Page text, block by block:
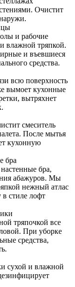
Очистит
и рабочие
влажной тряпкой.
и въевшиеся
средства.
всю поверхность
вымоет кухонные
вытряхнет
смеситель
После мытья
кухонную
бра
бра,
абажуров. Мы
нежный атлас
стиле лофт
тряпочкой все
При уборке
средства,
сухой и влажной